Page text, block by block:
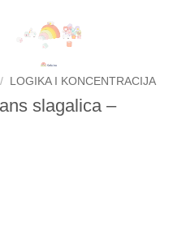
/ LOGIKA I KONCENTRACIJA
slagalica –